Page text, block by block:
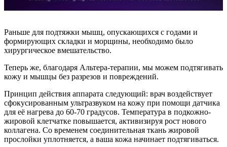
Раньше для подтяжки мышц, опускающихся с годами и
формирующих складки и морщины, необходимо было
хирургическое вмешательство.
Теперь же, благодаря Альтера-терапии, мы можем подтягивать
кожу и мышцы без разрезов и повреждений.
Принцип действия аппарата следующий: врач воздействует
сфокусированным ультразвуком на кожу при помощи датчика
для её нагрева до 60-70 градусов. Температура в подкожно-
жировой клетчатке повышается, активизируя рост нового
коллагена. Со временем соединительная ткань жировой
прослойки уплотняется, а ваша кожа начинает подтягиваться.